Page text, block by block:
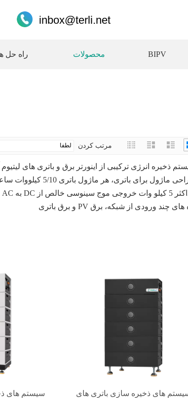
inbox@terli.net
BIPV محصولات راه حل
مرتب کردن
های ذخیره سازی باتری های
سیستم های